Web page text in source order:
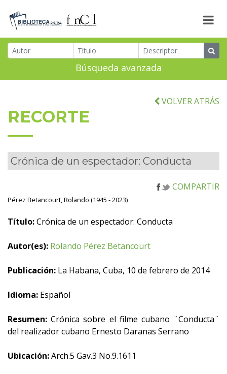
Búsqueda avanzada
VOLVER ATRÁS
RECORTE
Crónica de un espectador: Conducta
COMPARTIR
Pérez Betancourt, Rolando (1945 - 2023)
Título:Crónica de un espectador: Conducta
Autor(es): Rolando Pérez Betancourt
Publicación: La Habana, Cuba, 10 de febrero de 2014
Idioma: Español
Resumen: Crónica sobre el filme cubano ¨Conducta¨
del realizador cubano Ernesto Daranas Serrano
Ubicación:Arch.5 Gav.3 No.9.1611